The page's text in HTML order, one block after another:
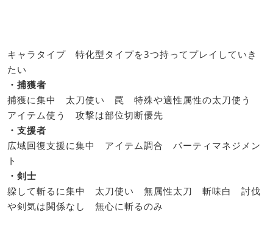
キャラタイプ 特化型タイプを3つ持ってプレイしていき
たい
・捕獲者
捕獲に集中 太刀使い 罠 特殊や適性属性の太刀使う
アイテム使う 攻撃は部位切断優先
・支援者
広域回復支援に集中 アイテム調合 パーティマネジメン
ト
・剣士
躱して斬るに集中 太刀使い 無属性太刀 斬味白 討伐
や剣気は関係なし 無心に斬るのみ